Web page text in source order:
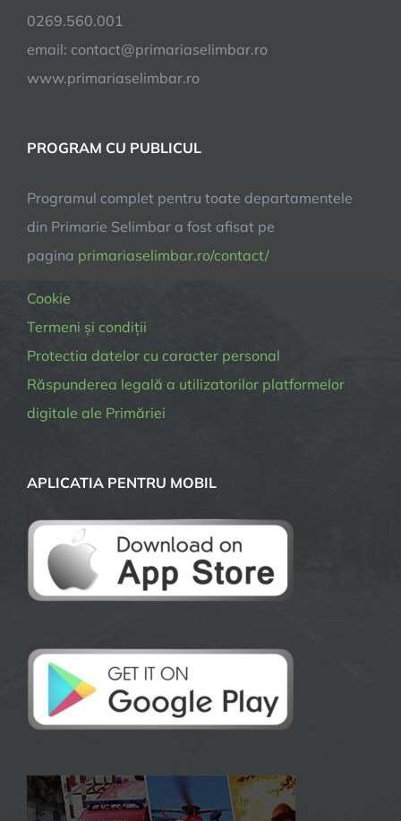
0269.560.001
email: contact@primariaselimbar.ro
www.primariaselimbar.ro
PROGRAM CU PUBLICUL
Programul complet pentru toate departamentele
din Primarie Selimbar a fost afisat pe
pagina primariaselimbar.ro/contact/
Cookie
Termeni și condiții
Protectia datelor cu caracter personal
Răspunderea legală a utilizatorilor platformelor
digitale ale Primăriei
APLICATIA PENTRU MOBIL